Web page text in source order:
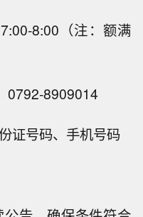
8:00（注：额满
0792-8909014
证号码、手机号码